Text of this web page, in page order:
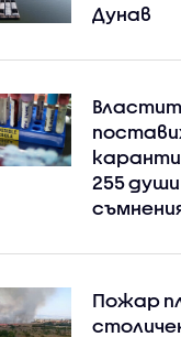
Дунав
255
Пожар